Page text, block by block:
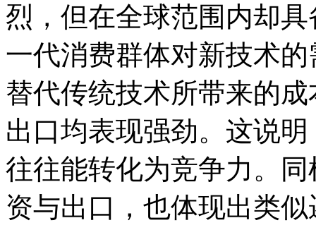
烈，但在全球范围内却
一代消费群体对新技术
替代传统技术所带来的
出口均表现强劲。这说
往往能转化为竞争力。
资与出口，也体现出类似